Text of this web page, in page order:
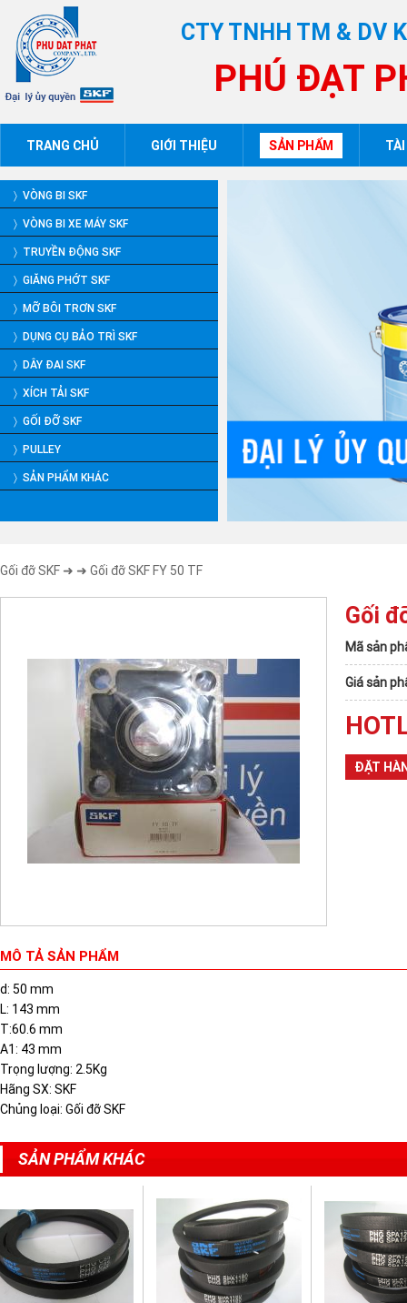
CTY TNHH TM & DV
PHÚ ĐẠT
TRANG CHỦ GIỚI THIỆU SẢN PHẨM
〉 VÒNG BI SKF
〉 VÒNG BI XE MÁY SKF
〉 TRUYỀN ĐỘNG SKF
〉 GIĂNG PHỚT SKF
〉 MỠ BÔI TRƠN SKF
〉 DỤNG CỤ BẢO TRÌ SKF
〉 DÂY ĐAI SKF
〉 XÍCH TẢI SKF
〉 GỐI ĐỠ SKF
〉 PULLEY
〉 SẢN PHẨM KHÁC
Gối đỡ SKF ➜ ➜ Gối đỡ SKF FY 50 TF
Gối
Mã sản
Giá sản
ĐẶT
MÔ TẢ SẢN PHẨM
d: 50 mm
L: 143 mm
T:60.6 mm
A1: 43 mm
Trọng lượng: 2.5Kg
Hãng SX: SKF
Chủng loại: Gối đỡ SKF
SẢN PHẨM KHÁC